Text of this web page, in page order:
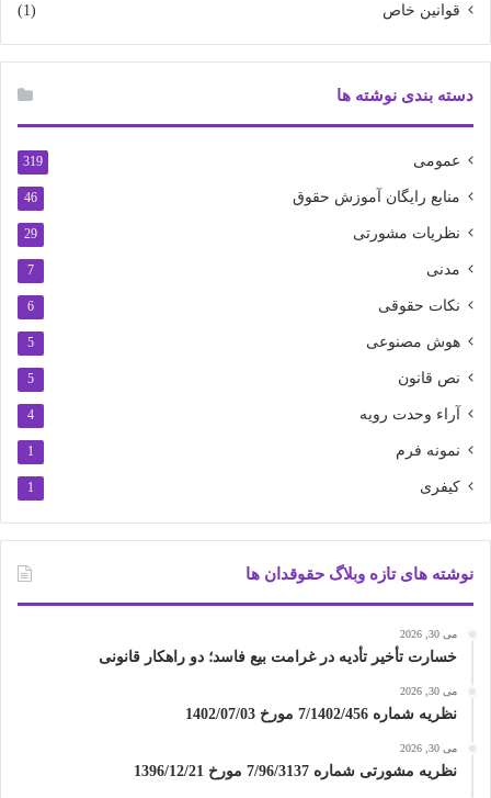
قوانین خاص (1)
دسته بندی نوشته ها
عمومی 319
منابع رایگان آموزش حقوق 46
نظریات مشورتی 29
مدنی 7
نکات حقوقی 6
هوش مصنوعی 5
نص قانون 5
آراء وحدت رویه 4
نمونه فرم 1
کیفری 1
نوشته های تازه وبلاگ حقوقدان ها
می 30, 2026
خسارت تأخیر تأدیه در غرامت بیع فاسد؛ دو راهکار قانونی
می 30, 2026
نظریه شماره 7/1402/456 مورخ 1402/07/03
می 30, 2026
نظریه مشورتی شماره 7/96/3137 مورخ 1396/12/21